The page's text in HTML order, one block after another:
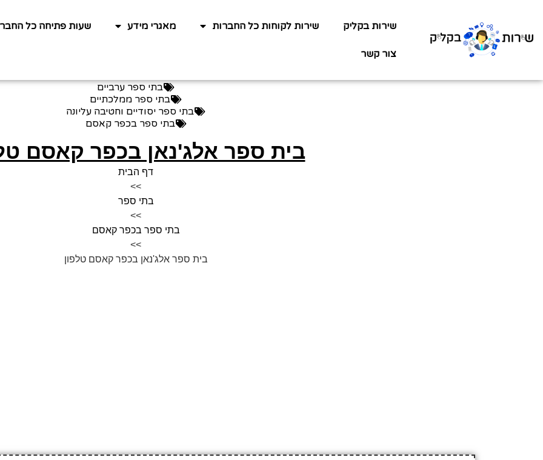
שירות בקליק שירות לקוחות כל החברות מאגרי מידע שעות פתיחה כל
צור קשר
בתי ספר ערביים
בתי ספר ממלכתיים
בתי ספר יסודיים וחטיבה עליונה
בתי ספר בכפר קאסם
בית ספר אלג'נאן בכפר קאסם
דף הבית
>>
בתי ספר
>>
בתי ספר בכפר קאסם
>>
בית ספר אלג'נאן בכפר קאסם טלפון